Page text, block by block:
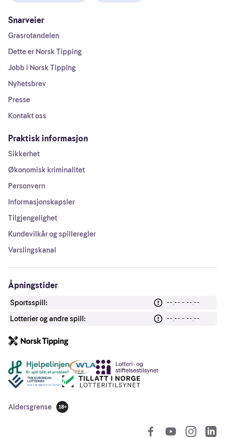
Snarveier
Grasrotandelen
Dette er Norsk Tipping
Jobb i Norsk Tipping
Nyhetsbrev
Presse
Kontakt oss
Praktisk informasjon
Sikkerhet
Økonomisk kriminalitet
Personvern
Informasjonskapsler
Tilgjengelighet
Kundevilkår og spilleregler
Varslingskanal
Åpningstider
Sportsspill:
--:-- - --:--
Lotterier og andre spill:
--:-- - --:--
Andre lenker
Aldersgrense
18 år